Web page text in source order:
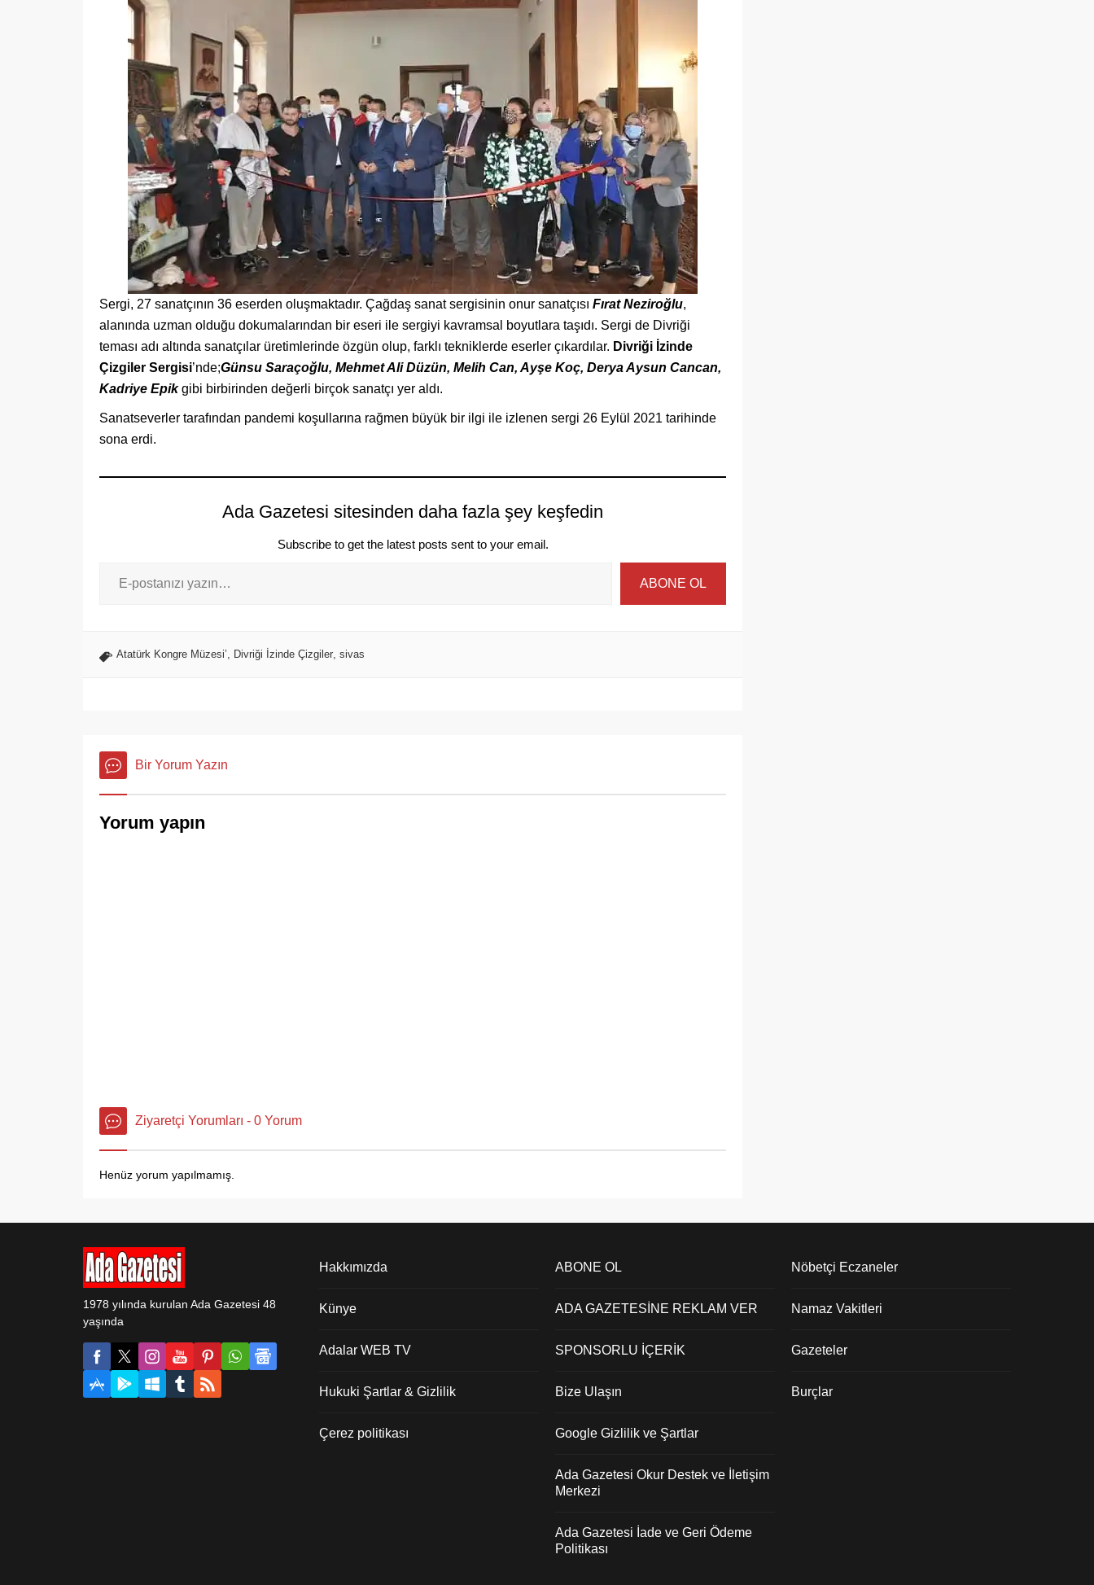
Sergi, 27 sanatçının 36 eserden oluşmaktadır. Çağdaş sanat sergisinin onur sanatçısı Fırat Neziroğlu,
alanında uzman olduğu dokumalarından bir eseri ile sergiyi kavramsal boyutlara taşıdı. Sergi de Divriği
teması adı altında sanatçılar üretimlerinde özgün olup, farklı tekniklerde eserler çıkardılar. Divriği İzinde
Çizgiler Sergisi’nde;Günsu Saraçoğlu, Mehmet Ali Düzün, Melih Can, Ayşe Koç, Derya Aysun Cancan,
Kadriye Epikgibi birbirinden değerli birçok sanatçı yer aldı.
Sanatseverler tarafından pandemi koşullarına rağmen büyük bir ilgi ile izlenen sergi 26 Eylül 2021 tarihinde
sona erdi.
Ada Gazetesi sitesinden daha fazla şey keşfedin
Subscribe to get the latest posts sent to your email.
ABONE OL
Atatürk Kongre Müzesi’, Divriği İzinde Çizgiler, sivas
Bir Yorum Yazın
Yorum yapın
Ziyaretçi Yorumları - 0 Yorum
Henüz yorum yapılmamış.
1978 yılında kurulan Ada Gazetesi 48
yaşında
Hakkımızda
Künye
Adalar WEB TV
Hukuki Şartlar & Gizlilik
Çerez politikası
ABONE OL
ADA GAZETESİNE REKLAM VER
SPONSORLU İÇERİK
Bize Ulaşın
Google Gizlilik ve Şartlar
Ada Gazetesi Okur Destek ve İletişim
Merkezi
Ada Gazetesi İade ve Geri Ödeme
Politikası
Nöbetçi Eczaneler
Namaz Vakitleri
Gazeteler
Burçlar